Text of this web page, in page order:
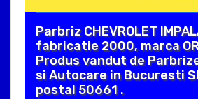
Parbriz CHEVROLET
fabricatie 2000, marca
Produs vandut de
si Autocare in Bucuresti
postal 50661 .